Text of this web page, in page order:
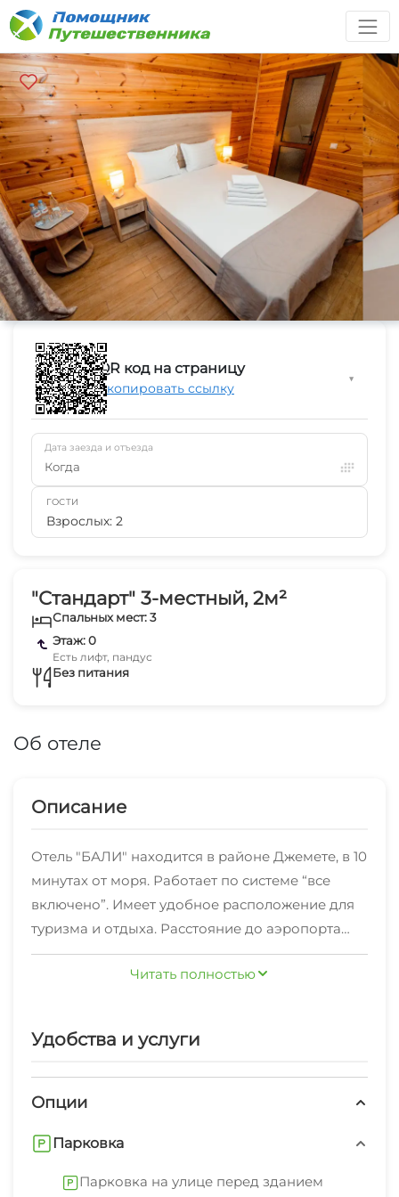
"Стандарт" 3-местный, 2м²
Спальных мест: 3
Этаж: 0
Есть лифт, пандус
Без питания
Об отеле
Описание
Отель "БАЛИ" находится в районе Джемете, в 10
минутах от моря. Работает по системе “все
включено”. Имеет удобное расположение для
туризма и отдыха. Расстояние до аэропорта
составляет - 7,5 км., а до железнодорожного
вокзала - 3,2 км.
номеров различных категорий. Каждый номер
всем необходимым для комфортного отдыха:
ванной комнате есть фен, туалетные и
шампунь, гель для душа, тапочки, зубной набор,
Читать полностью
Удобства и услуги
Опции
Парковка
Парковка на улице перед зданием
QR код на страницу
Скопировать ссылку
▼
Дата заезда и отъезда
Когда
ГОСТИ
Взрослых: 2